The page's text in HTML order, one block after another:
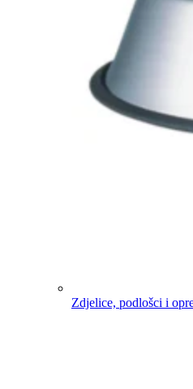
Zdjelice, podlošci i